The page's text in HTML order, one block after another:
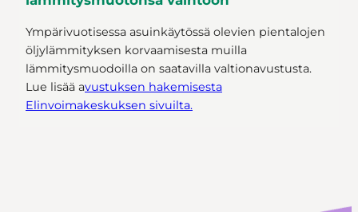
Ympärivuotisessa asuinkäytössä olevien pientalojen
öljylämmityksen korvaamisesta muilla
lämmitysmuodoilla on saatavilla valtionavustusta.
Lue lisää avustuksen hakemisesta
Elinvoimakeskuksen sivuilta.